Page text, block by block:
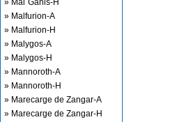
» Mal`Ganis-H
» Malfurion-A
» Malfurion-H
» Malygos-A
» Malygos-H
» Mannoroth-A
» Mannoroth-H
» Marecarge de Zangar-A
» Marecarge de Zangar-H